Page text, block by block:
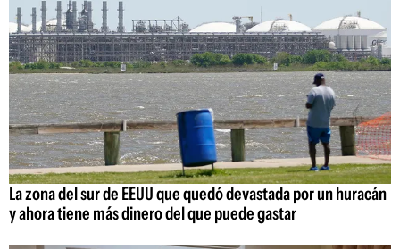
La zona del sur de EEUU que quedó devastada por un huracán
y ahora tiene más dinero del que puede gastar